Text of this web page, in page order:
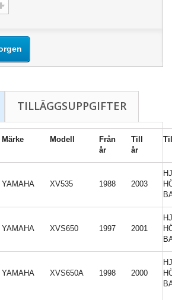
TILLÄGGSUPPGIFTER
Märke Modell
Från
år
Till
år
YAMAHA XV535 1988 2003
YAMAHA XVS650 1997 2001
YAMAHA XVS650A 1998 2000